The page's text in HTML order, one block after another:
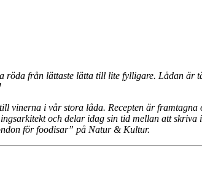
röda från lättaste lätta till lite fylligare. Lådan
vinerna i vår stora låda. Recepten är
och delar idag sin tid mellan att
för foodisar” på Natur & Kultur.